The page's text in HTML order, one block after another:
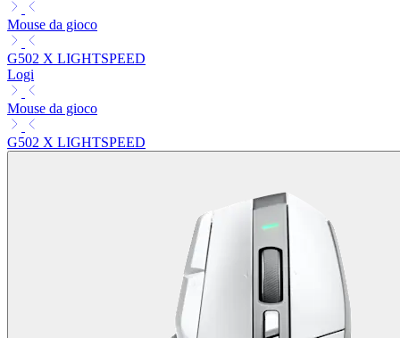
Mouse da gioco
G502 X LIGHTSPEED
Logi
Mouse da gioco
G502 X LIGHTSPEED